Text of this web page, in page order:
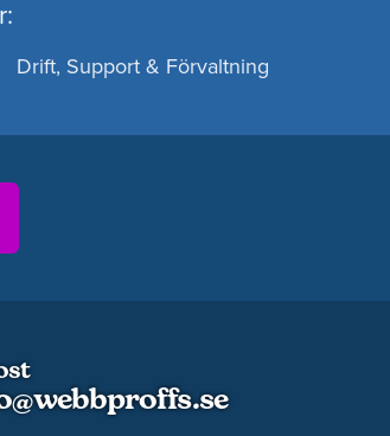
Drift, Support & Förvaltning